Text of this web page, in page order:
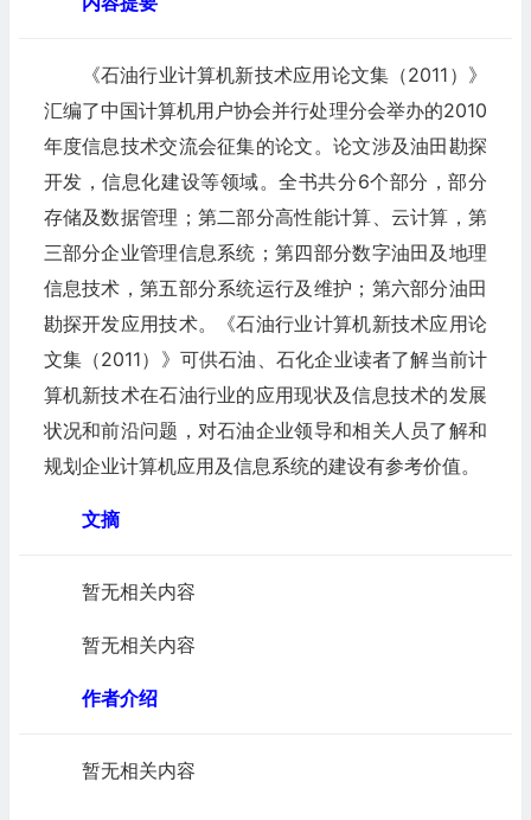
《石油行业计算机新技术应用论文集（2011）》
汇编了中国计算机用户协会并行处理分会举办的2010
年度信息技术交流会征集的论文。论文涉及油田勘探
开发，信息化建设等领域。全书共分6个部分，部分
存储及数据管理；第二部分高性能计算、云计算，第
三部分企业管理信息系统；第四部分数字油田及地理
信息技术，第五部分系统运行及维护；第六部分油田
勘探开发应用技术。《石油行业计算机新技术应用论
文集（2011）》可供石油、石化企业读者了解当前计
算机新技术在石油行业的应用现状及信息技术的发展
状况和前沿问题，对石油企业领导和相关人员了解和
规划企业计算机应用及信息系统的建设有参考价值。
文摘
暂无相关内容
暂无相关内容
作者介绍
暂无相关内容